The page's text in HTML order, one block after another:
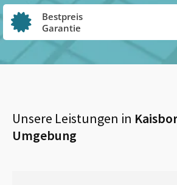
Bestpreis
Garantie
Unsere Leistungen in
Umgebung